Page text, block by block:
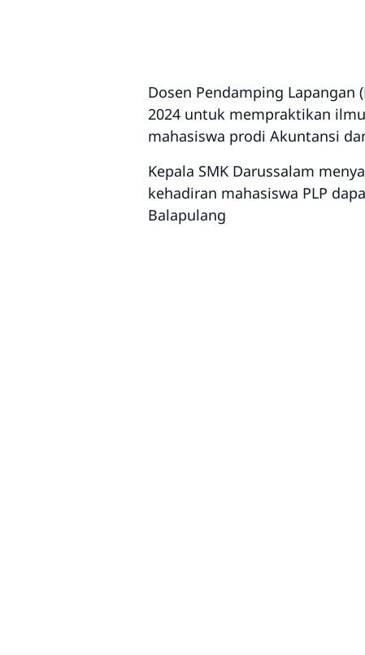
Dosen Pendamping
2024 untuk mempraktikan
mahasiswa prodi Akuntansi
Kepala SMK Darussalam
kehadiran mahasiswa PLP
Balapulang